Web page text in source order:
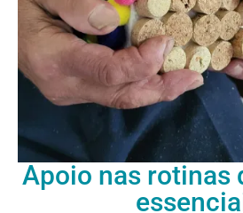
Apoio nas rotinas